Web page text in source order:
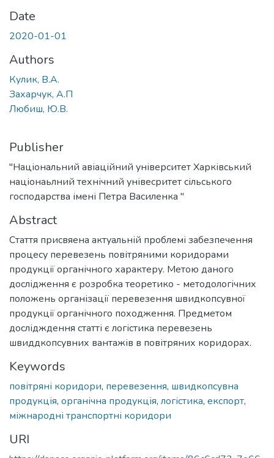
Date
2020-01-01
Authors
Кулик, В.А.
Захарчук, А.П
Любиш, Ю.В.
Publisher
"Національний авіаційний університет Харківський
націонаьлний технічний унівесритет сільського
господарства імені Петра Василенка "
Abstract
Стаття присвяена актуальній проблемі забезпечення
процесу перевезень повітряними коридорами
продукції органічного характеру. Метою даного
дослідження є розробка теоретико - методологічних
положень організації перевезення швидкопсувної
продукції органічного походження. Предметом
дослідждення статті є логістика перевезень
швиддкопсувних вантажів в повітряних коридорах.
Keywords
повітряні коридори, перевезення, швидкопсувна
продукція, органічна продукція, логістика, експорт,
міжнародні транспортні коридори
URI